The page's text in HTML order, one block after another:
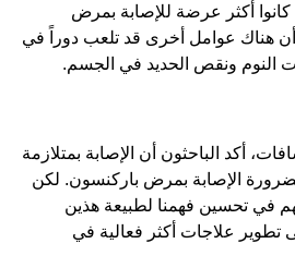
أكثر عرضة للإصابة بمرض
هناك عوامل أخرى قد تلعب دوراً في
النوم ونقص الحديد في الجسم.
أكد الباحثون أن الإصابة بمتلازمة
الإصابة بمرض باركنسون. لكن
في تحسين فهمنا لطبيعة هذين
تطوير علاجات أكثر فعالية في